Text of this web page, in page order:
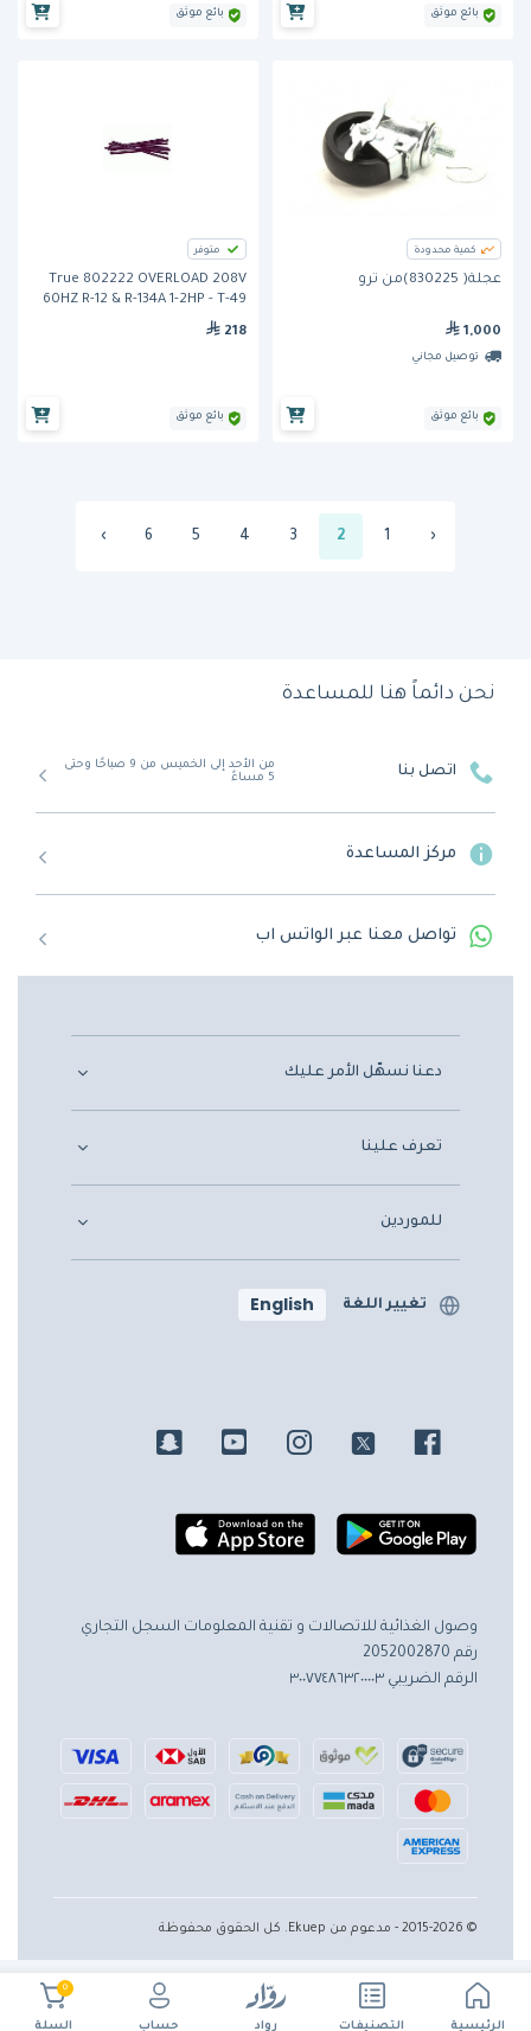
الرئيسية التصنيفات رواد حساب
0
السلة
بائع موثق بائع موثق
كمية محدودة
عجلة( 830225)من ترو
1,000
توصيل مجاني
بائع موثق
متوفر
True 802222 OVERLOAD 208V
60HZ R-12 & R-134A 1-2HP - T-49
TR2R-2S
218
بائع موثق
‹
1
2
3
4
5
6
›
نحن دائماً هنا للمساعدة
اتصل بنا
من الأحد إلى الخميس من 9 صباحًا وحتى
5 مساءً
مركز المساعدة
تواصل معنا عبر الواتس اب
دعنا نسهّل الأمر عليك
تعرف علينا
للموردين
تغيير اللغة English
وصول الغذائية للاتصالات و تقنية المعلومات السجل التجاري
رقم 2052002870
الرقم الضريبي ٣٠٠٧٧٤٨٦٣٢٠٠٠٠٣
© 2015-2026 - مدعوم من Ekuep. كل الحقوق محفوظة